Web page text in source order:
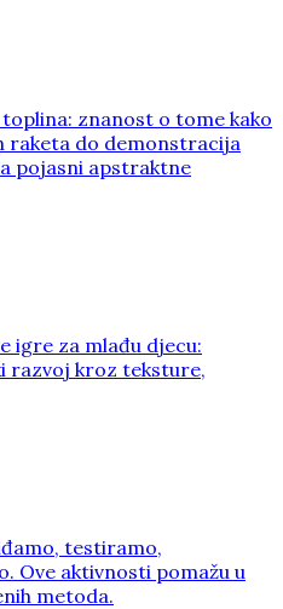
znanost o tome kako
raketa do demonstracija
pojasni apstraktne
igre za mlađu djecu:
razvoj kroz teksture,
testiramo,
Ove aktivnosti pomažu u
metoda.